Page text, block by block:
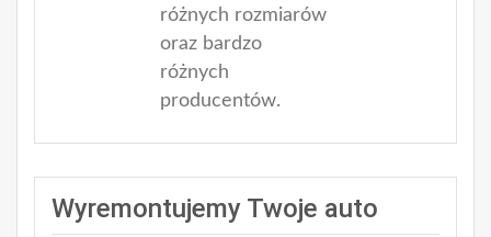
różnych rozmiarów
oraz bardzo
różnych
producentów.
Wyremontujemy Twoje auto